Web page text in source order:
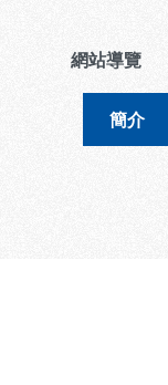
網站導覽
簡介